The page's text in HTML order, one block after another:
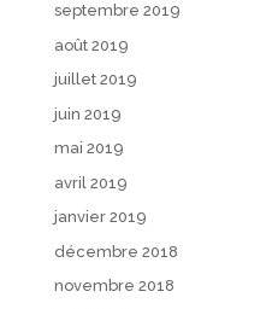
septembre 2019
août 2019
juillet 2019
juin 2019
mai 2019
avril 2019
janvier 2019
décembre 2018
novembre 2018